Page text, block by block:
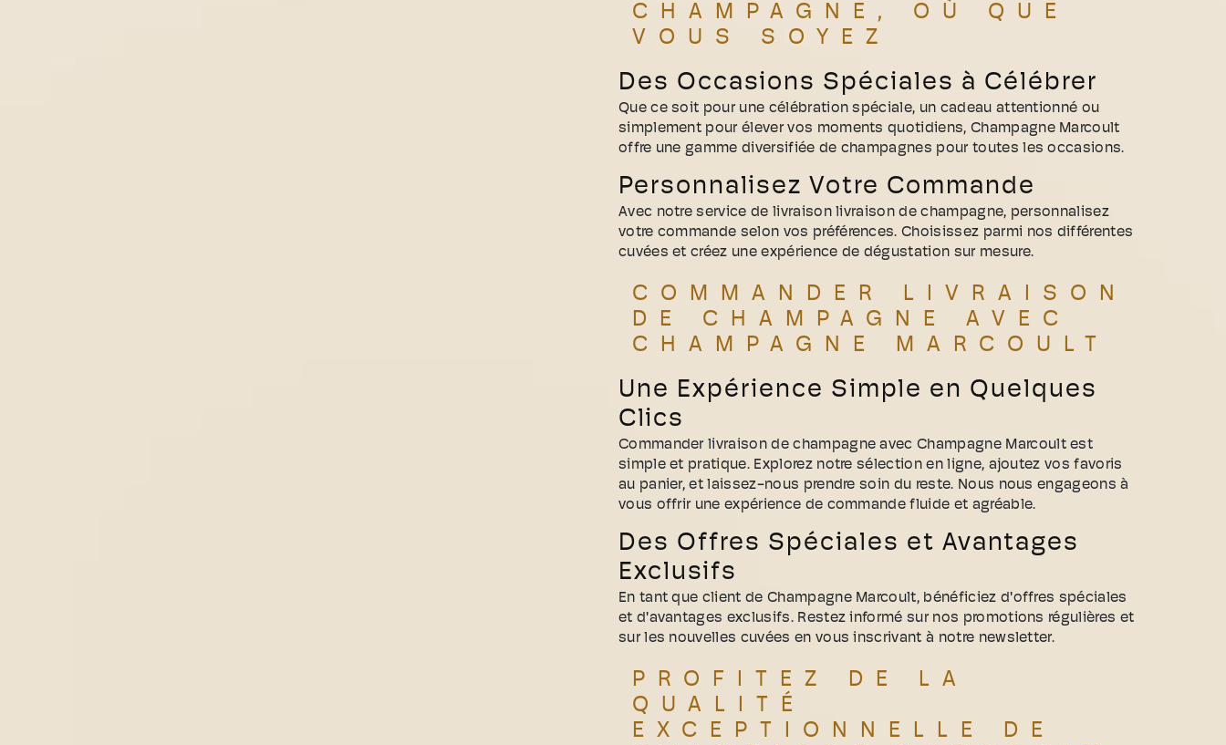
CHAMPAGNE, OÙ QUE
VOUS SOYEZ
Des Occasions Spéciales à Célébrer
Que ce soit pour une célébration spéciale, un cadeau attentionné ou
simplement pour élever vos moments quotidiens, Champagne Marcoult
offre une gamme diversifiée de champagnes pour toutes les occasions.
Personnalisez Votre Commande
Avec notre service de livraison livraison de champagne, personnalisez
votre commande selon vos préférences. Choisissez parmi nos différentes
cuvées et créez une expérience de dégustation sur mesure.
COMMANDER LIVRAISON
DE CHAMPAGNE AVEC
CHAMPAGNE MARCOULT
Une Expérience Simple en Quelques
Clics
Commander livraison de champagne avec Champagne Marcoult est
simple et pratique. Explorez notre sélection en ligne, ajoutez vos favoris
au panier, et laissez-nous prendre soin du reste. Nous nous engageons à
vous offrir une expérience de commande fluide et agréable.
Des Offres Spéciales et Avantages
Exclusifs
En tant que client de Champagne Marcoult, bénéficiez d'offres spéciales
et d'avantages exclusifs. Restez informé sur nos promotions régulières et
sur les nouvelles cuvées en vous inscrivant à notre newsletter.
PROFITEZ DE LA
QUALITÉ
EXCEPTIONNELLE DE